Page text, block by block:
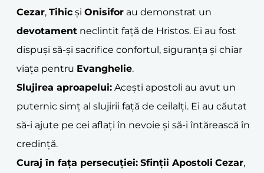
Cezar, Tihic și Onisifor au demonstrat un
devotament neclintit față de Hristos. Ei au fost
dispuși să-și sacrifice confortul, siguranța și chiar
viața pentru Evanghelie.
Slujirea aproapelui: Acești apostoli au avut un
puternic simț al slujirii față de ceilalți. Ei au căutat
să-i ajute pe cei aflați în nevoie și să-i întărească în
credință.
Curaj în fața persecuției: Sfinții Apostoli Cezar,